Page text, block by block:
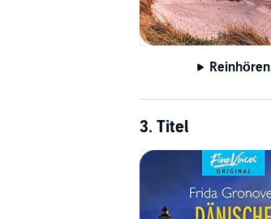
Reinhören
3. Titel